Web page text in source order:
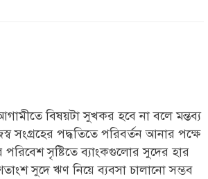
বিষয়টা সুখকর হবে না বলে মন্তব্য
সংগ্রহের পদ্ধতিতে পরিবর্তন আনার পক্ষে
পরিবেশ সৃষ্টিতে ব্যাংকগুলোর সুদের হার
সুদে ঋণ নিয়ে ব্যবসা চালানো সম্ভব